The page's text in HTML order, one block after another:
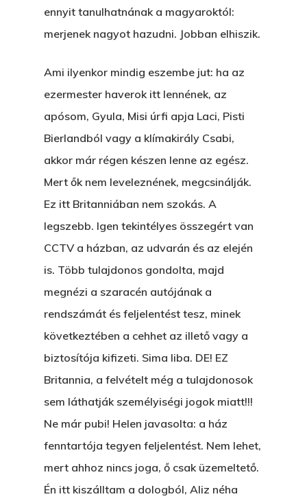
ennyit tanulhatnának a magyaroktól:
merjenek nagyot hazudni. Jobban elhiszik.
Ami ilyenkor mindig eszembe jut: ha az
ezermester haverok itt lennének, az
apósom, Gyula, Misi úrfi apja Laci, Pisti
Bierlandból vagy a klímakirály Csabi,
akkor már régen készen lenne az egész.
Mert ők nem leveleznének, megcsinálják.
Ez itt Britanniában nem szokás. A
legszebb. Igen tekintélyes összegért van
CCTV a házban, az udvarán és az elején
is. Több tulajdonos gondolta, majd
megnézi a szaracén autójának a
rendszámát és feljelentést tesz, minek
következtében a cehhet az illető vagy a
biztosítója kifizeti. Sima liba. DE! EZ
Britannia, a felvételt még a tulajdonosok
sem láthatják személyiségi jogok miatt!!!
Ne már pubi! Helen javasolta: a ház
fenntartója tegyen feljelentést. Nem lehet,
mert ahhoz nincs joga, ő csak üzemeltető.
Én itt kiszálltam a dologból, Aliz néha